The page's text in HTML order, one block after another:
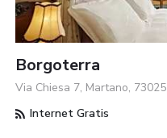
Borgoterra
Via Chiesa 7, Martano, 73025
Internet Gratis